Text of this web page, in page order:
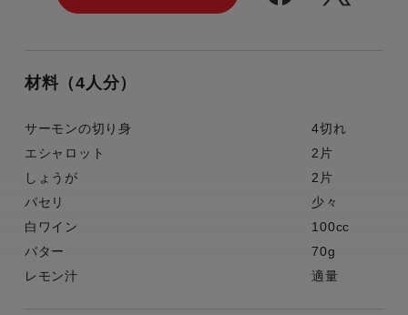
材料（4人分）
サーモンの切り身
4切れ
エシャロット
2片
しょうが
2片
パセリ
少々
白ワイン
100cc
バター
70g
レモン汁
適量